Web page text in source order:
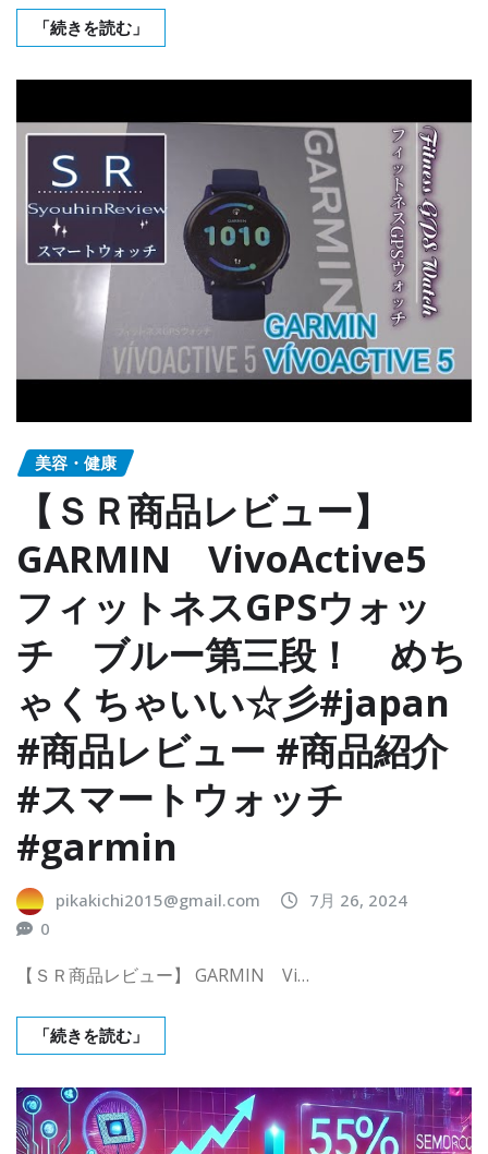
「続きを読む」
美容・健康
【ＳＲ商品レビュー】
GARMIN VivoActive5
フィットネスGPSウォッ
チ ブルー第三段！ めち
ゃくちゃいい☆彡#japan
#商品レビュー #商品紹介
#スマートウォッチ
#garmin
pikakichi2015@gmail.com
7月 26, 2024
0
【ＳＲ商品レビュー】 GARMIN Vi…
「続きを読む」